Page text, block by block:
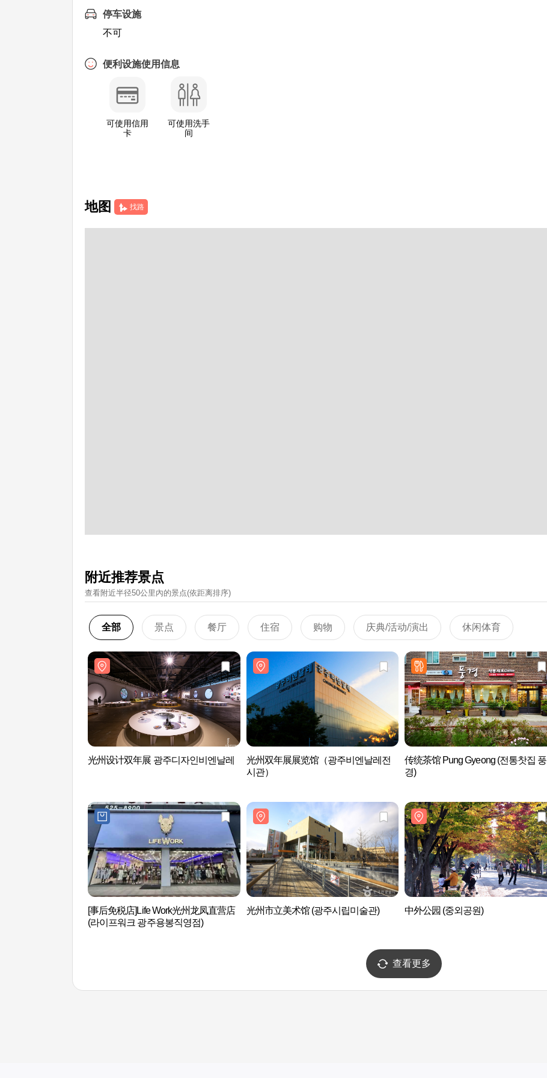
停车设施
不可
便利设施使用信息
可使用信用
卡
可使用洗手
间
地图 找路
附近推荐景点
查看附近半径50公里內的景点(依距离排序)
全部 景点 餐厅 住宿 购物 庆典/活动/演出 休闲体育
光州设计双年展 광주디자인비엔날레
光州双年展展览馆（광주비엔날레전
시관）
传统茶馆 Pung Gyeong (전통찻집 풍
경)
[事后免税店]Life Work光州龙凤直营店
(라이프워크 광주용봉직영점)
光州市立美术馆 (광주시립미술관) 中外公园 (중외공원)
查看更多